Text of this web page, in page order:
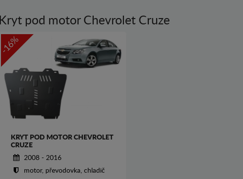
Kryt pod motor Chevrolet Cruze
-16%
KRYT POD MOTOR CHEVROLET
CRUZE
2008 - 2016
motor, převodovka, chladič